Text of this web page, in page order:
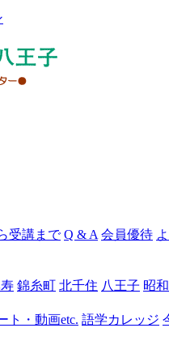
ャ
八
王
受講まで Q & A 会員優待
錦糸町 北千住 八王子 昭
ト・動画etc. 語学カレッジ